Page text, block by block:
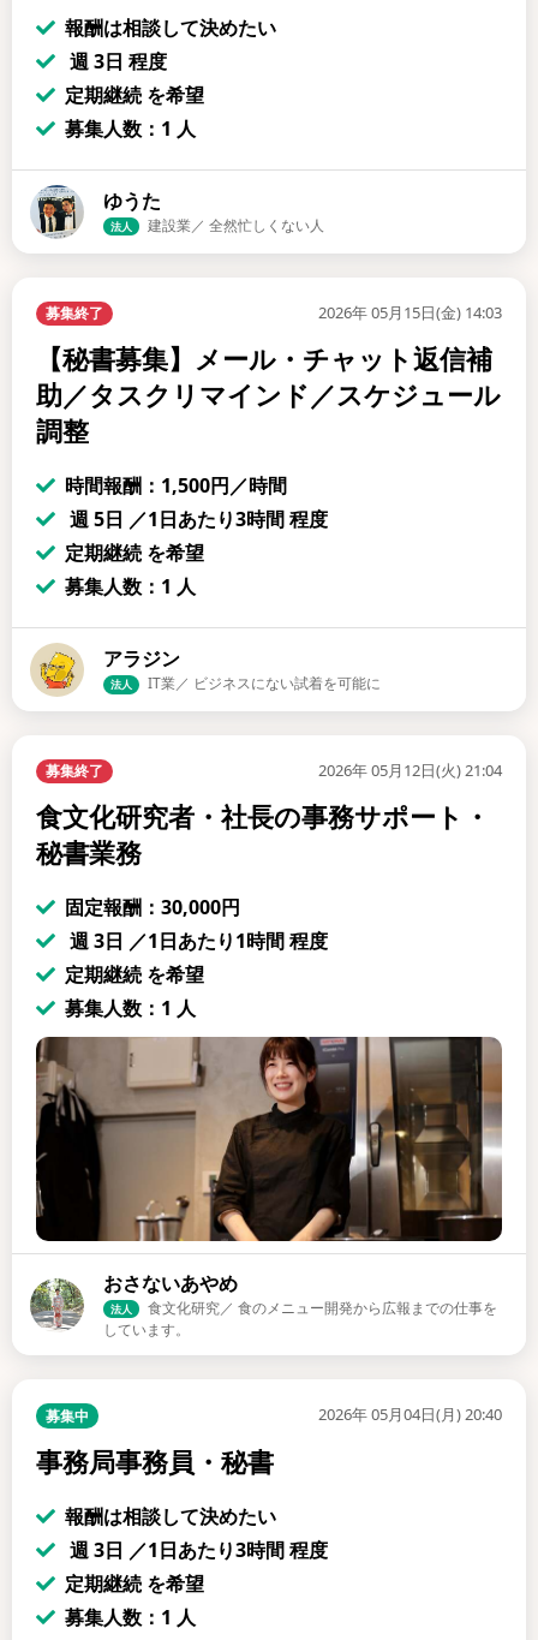
報酬は相談して決めたい
週 3日 程度
定期継続 を希望
募集人数：1 人
ゆうた
法人 建設業／ 全然忙しくない人
募集終了 2026年 05月15日(金) 14:03
【秘書募集】メール・チャット返信補
助／タスクリマインド／スケジュール
調整
時間報酬：1,500円／時間
週 5日 ／1日あたり3時間 程度
定期継続 を希望
募集人数：1 人
アラジン
法人 IT業／ ビジネスにない試着を可能に
募集終了 2026年 05月12日(火) 21:04
食文化研究者・社長の事務サポート・
秘書業務
固定報酬：30,000円
週 3日 ／1日あたり1時間 程度
定期継続 を希望
募集人数：1 人
おさないあやめ
法人
食文化研究／ 食のメニュー開発から広報までの仕事を
しています。
募集中 2026年 05月04日(月) 20:40
事務局事務員・秘書
報酬は相談して決めたい
週 3日 ／1日あたり3時間 程度
定期継続 を希望
募集人数：1 人